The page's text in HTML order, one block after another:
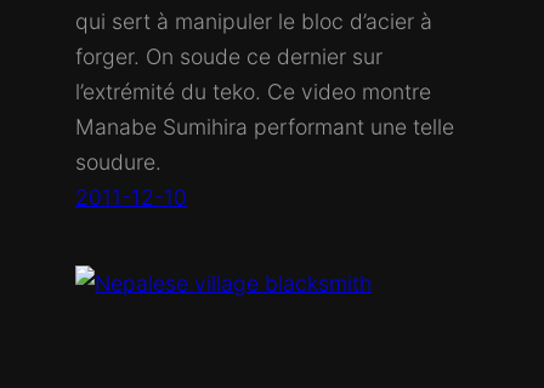
qui sert à manipuler le bloc d’acier à
forger. On soude ce dernier sur
l’extrémité du teko. Ce video montre
Manabe Sumihira performant une telle
soudure.
2011-12-10